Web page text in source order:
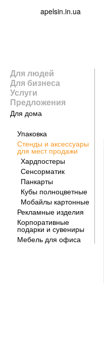
apelsin.in.ua
Для людей
Для бизнеса
Услуги
Предложения
Для дома
Упаковка
Стенды и аксессуары
для мест продажи
Хардпостеры
Сенсорматик
Панкарты
Кубы полноцветные
Мобайлы картонные
Рекламные изделия
Корпоративные
подарки и сувениры
Мебель для офиса